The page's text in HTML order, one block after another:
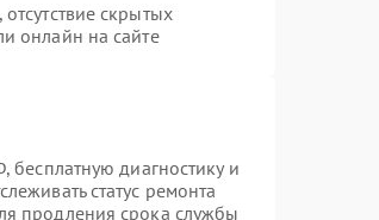
скрытых
онлайн на сайте
бесплатную диагностику и
статус ремонта
продления срока службы